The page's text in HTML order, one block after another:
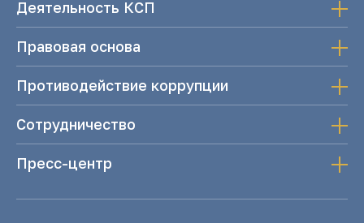
Деятельность КСП
Правовая основа
Противодействие коррупции
Сотрудничество
Пресс-центр